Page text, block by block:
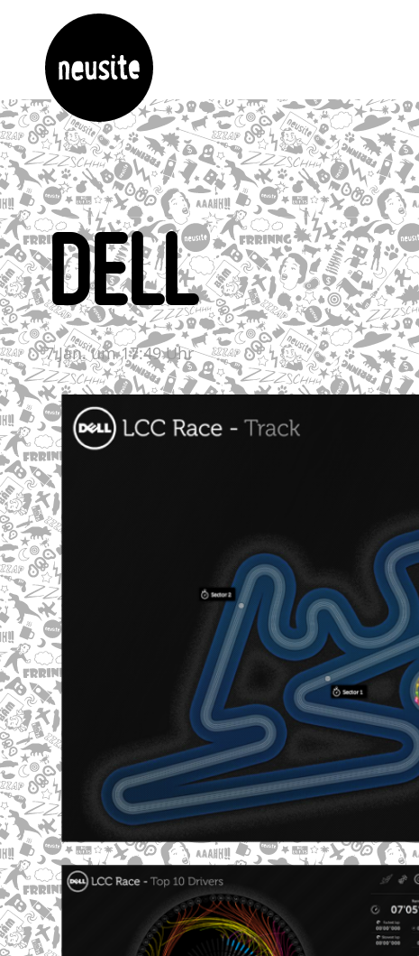
DELL
7 Jan. um 17:49 Uhr